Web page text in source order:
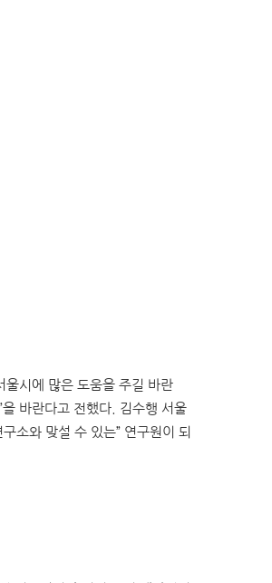
울시에 많은 도움을 주길 바란
바란다고 전했다. 김수행 서울
소와 맞설 수 있는” 연구원이 되